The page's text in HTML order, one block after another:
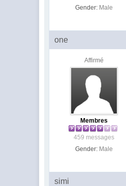
Gender: Male
one
Affirmé
Membres
459 messages
Gender: Male
simi